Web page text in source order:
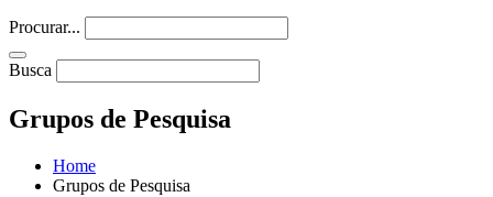
Procurar...
Busca
Grupos de Pesquisa
Home
Grupos de Pesquisa